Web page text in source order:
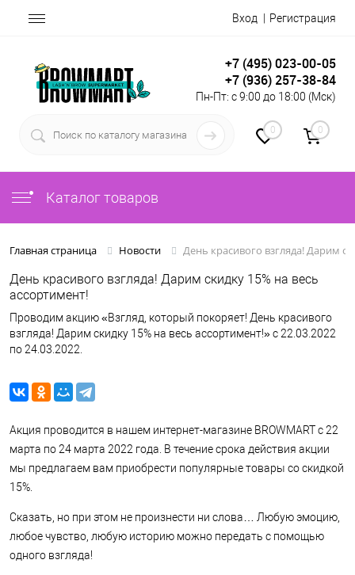
Вход Регистрация
+7 (495) 023-00-05
+7 (936) 257-38-84
Пн-Пт: с 9:00 до 18:00 (Мск)
0 0
Каталог товаров
Главная страница Новости День красивого взгляда! Дарим
День красивого взгляда! Дарим скидку 15% на весь
ассортимент!
Проводим акцию «Взгляд, который покоряет! День красивого
взгляда! Дарим скидку 15% на весь ассортимент!» с 22.03.2022
по 24.03.2022.
Акция проводится в нашем интернет-магазине BROWMART с 22
марта по 24 марта 2022 года. В течение срока действия акции
мы предлагаем вам приобрести популярные товары со скидкой
15%.
Сказать, но при этом не произнести ни слова… Любую эмоцию,
любое чувство, любую историю можно передать с помощью
одного взгляда!